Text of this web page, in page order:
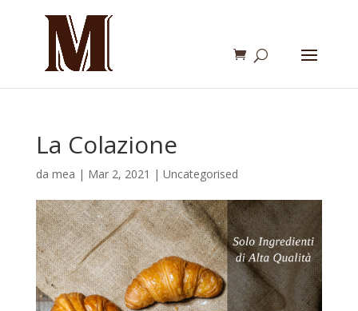
La Colazione
da mea | Mar 2, 2021 | Uncategorised